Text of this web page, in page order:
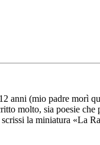
(mio padre morì
molto, sia poesie
la miniatura «La